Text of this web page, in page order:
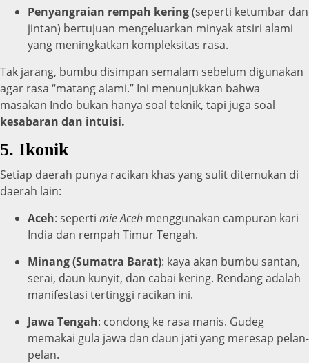
Penyangraian rempah kering(seperti ketumbar dan
jintan) bertujuan mengeluarkan minyak atsiri alami
yang meningkatkan kompleksitas rasa.
Tak jarang, bumbu disimpan semalam sebelum digunakan
agar rasa “matang alami.” Ini menunjukkan bahwa
masakan Indo bukan hanya soal teknik, tapi juga soal
kesabaran dan intuisi.
5. Ikonik
Setiap daerah punya racikan khas yang sulit ditemukan di
daerah lain:
Aceh: seperti mie Aceh menggunakan campuran kari
India dan rempah Timur Tengah.
Minang (Sumatra Barat): kaya akan bumbu santan,
serai, daun kunyit, dan cabai kering. Rendang adalah
manifestasi tertinggi racikan ini.
Jawa Tengah: condong ke rasa manis. Gudeg
memakai gula jawa dan daun jati yang meresap pelan-
pelan.